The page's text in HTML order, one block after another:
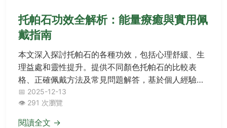
托帕石功效全解析：能量療癒與實用佩
戴指南
本文深入探討托帕石的各種功效，包括心理舒緩、生
理益處和靈性提升。提供不同顏色托帕石的比較表
格、正確佩戴方法及常見問題解答，基於個人經驗分
享實用資訊，幫助您充分發揮托帕石功效。
📅 2025-12-13
👁️ 291 次瀏覽
閱讀全文 →